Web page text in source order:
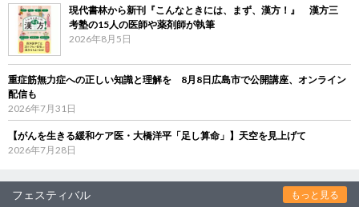
現代書林から新刊『こんなときには、まず、漢方！』 漢方三
考塾の15人の医師や薬剤師が執筆
2026年8月5日
重症筋無力症への正しい知識と理解を 8月8日広島市で公開講座、オンライン
配信も
2026年7月31日
【がんを生きる緩和ケア医・大橋洋平「足し算命」】天空を見上げて
2026年7月28日
フェスティバル もっと見る